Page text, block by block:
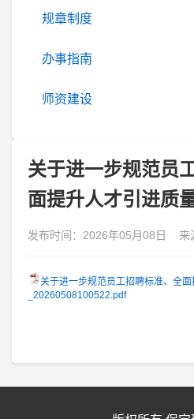
规章制度
办事指南
师资建设
关于进一步规范员
面提升人才引进质
发布时间：2026年05月08日 来
关于进一步规范员工招聘标准、全
_20260508100522.pdf